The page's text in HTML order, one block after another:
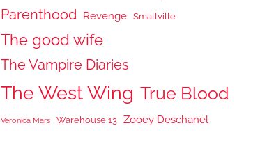
Parenthood Revenge Smallville
The good wife
The Vampire Diaries
The West Wing True Blood
Veronica Mars Warehouse 13 Zooey Deschanel